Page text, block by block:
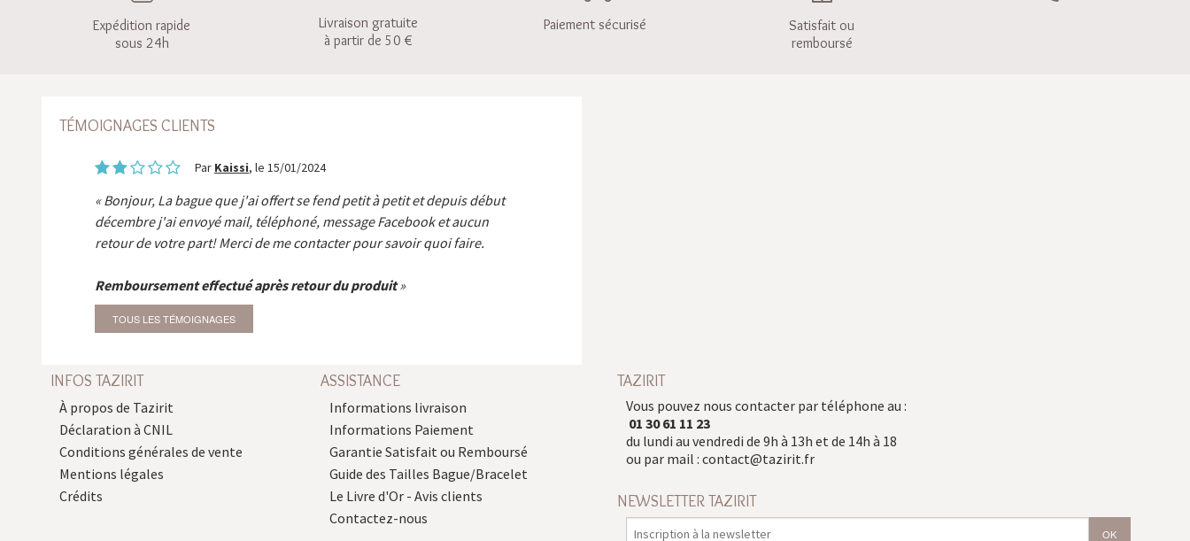
Expédition rapide
sous 24h
Livraison gratuite
à partir de 50 €
Paiement sécurisé
Satisfait ou
remboursé
TÉMOIGNAGES CLIENTS
Par Kaissi, le 15/01/2024
Bonjour, La bague que j'ai offert se fend petit à petit et depuis début
décembre j'ai envoyé mail, téléphoné, message Facebook et aucun
retour de votre part! Merci de me contacter pour savoir quoi faire.
Remboursement effectué après retour du produit
TOUS LES TÉMOIGNAGES
INFOS TAZIRIT
À propos de Tazirit
Déclaration à CNIL
Conditions générales de vente
Mentions légales
Crédits
ASSISTANCE
Informations livraison
Informations Paiement
Garantie Satisfait ou Remboursé
Guide des Tailles Bague/Bracelet
Le Livre d'Or - Avis clients
Contactez-nous
TAZIRIT
Vous pouvez nous contacter par téléphone au :
01 30 61 11 23
du lundi au vendredi de 9h à 13h et de 14h à 18
ou par mail : contact@tazirit.fr
NEWSLETTER TAZIRIT